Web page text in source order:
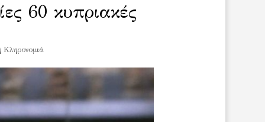
60 κυπριακές
Κληρονομιά